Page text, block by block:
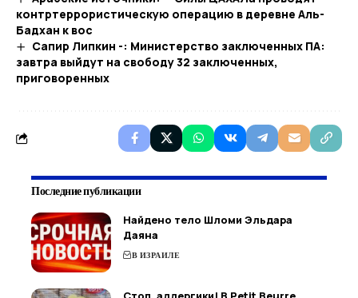
контртеррористическую операцию в деревне Аль-
Бадхан к вос
Сапир Липкин -: Министерство заключенных ПА:
завтра выйдут на свободу 32 заключенных,
приговоренных
Последние публикации
Найдено тело Шломи Эльдара
Даяна
В ИЗРАИЛЕ